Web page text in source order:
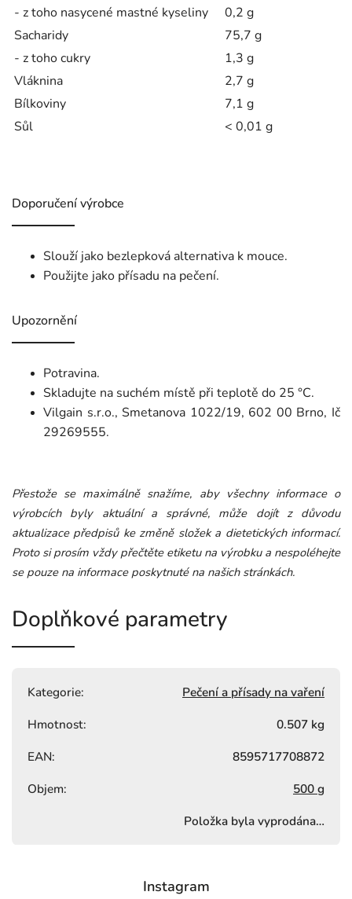
- z toho nasycené mastné kyseliny
0,2 g
Sacharidy
75,7 g
- z toho cukry
1,3 g
Vláknina
2,7 g
Bílkoviny
7,1 g
Sůl
< 0,01 g
Doporučení výrobce
Slouží jako bezlepková alternativa k mouce.
Použijte jako přísadu na pečení.
Upozornění
Potravina.
Skladujte na suchém místě při teplotě do 25 °C.
Vilgain s.r.o., Smetanova 1022/19, 602 00 Brno, Ič
29269555.
Přestože se maximálně snažíme, aby všechny informace o
výrobcích byly aktuální a správné, může dojít z důvodu
aktualizace předpisů ke změně složek a dietetických informací.
Proto si prosím vždy přečtěte etiketu na výrobku a nespoléhejte
se pouze na informace poskytnuté na našich stránkách.
Doplňkové parametry
Kategorie:
Pečení a přísady na vaření
Hmotnost:
0.507 kg
EAN:
8595717708872
Objem:
500 g
Položka byla vyprodána…
Instagram